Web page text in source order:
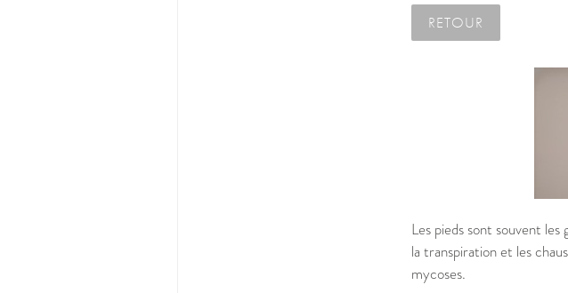
RETOUR
Les pieds sont souvent les
la transpiration et les
mycoses.